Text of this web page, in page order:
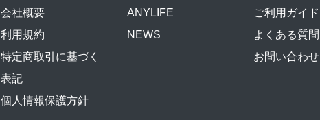
会社概要
利用規約
特定商取引に基づく
表記
個人情報保護方針
ANYLIFE
NEWS
ご利用ガイド
よくある質問
お問い合わせ